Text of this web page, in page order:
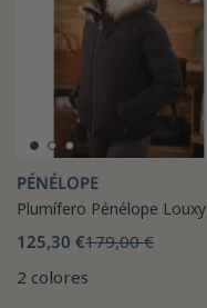
PÉNÉLOPE
Plumífero Pénélope Louxy
125,30 €179,00 €
2 colores